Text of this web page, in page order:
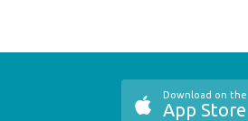
Download on the
App Store